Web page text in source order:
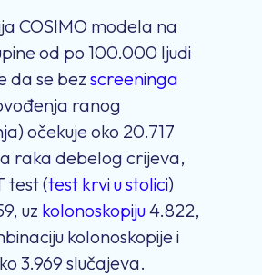
COSIMO modela na
od po 100.000 ljudi
da se bez screeninga
ranog
očekuje oko 20.717
raka debelog crijeva,
test (test krvi u stolici)
uz kolonoskopiju4.822,
kolonoskopije i
3.969 slučajeva.